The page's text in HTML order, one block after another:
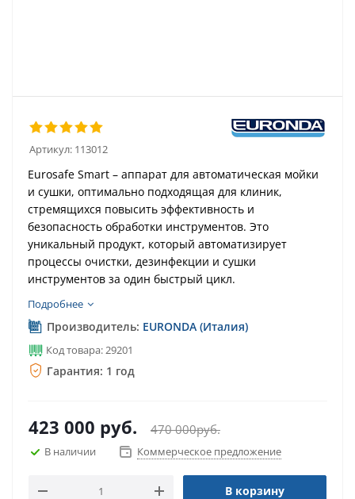
Артикул: 113012
Eurosafe Smart – аппарат для автоматическая мойки
и сушки, оптимально подходящая для клиник,
стремящихся повысить эффективность и
безопасность обработки инструментов. Это
уникальный продукт, который автоматизирует
процессы очистки, дезинфекции и сушки
инструментов за один быстрый цикл.
Подробнее
Производитель: EURONDA (Италия)
Код товара: 29201
Гарантия: 1 год
423 000 руб. 470 000руб.
В наличии Коммерческое предложение
В корзину